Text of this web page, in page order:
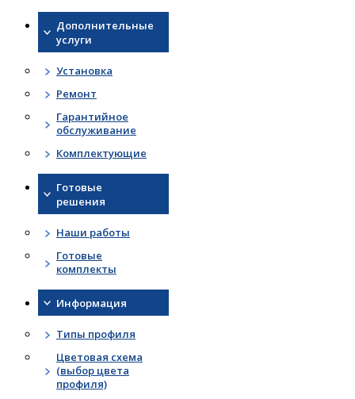
Дополнительные
услуги
Установка
Ремонт
Гарантийное
обслуживание
Комплектующие
Готовые
решения
Наши работы
Готовые
комплекты
Информация
Типы профиля
Цветовая схема
(выбор цвета
профиля)